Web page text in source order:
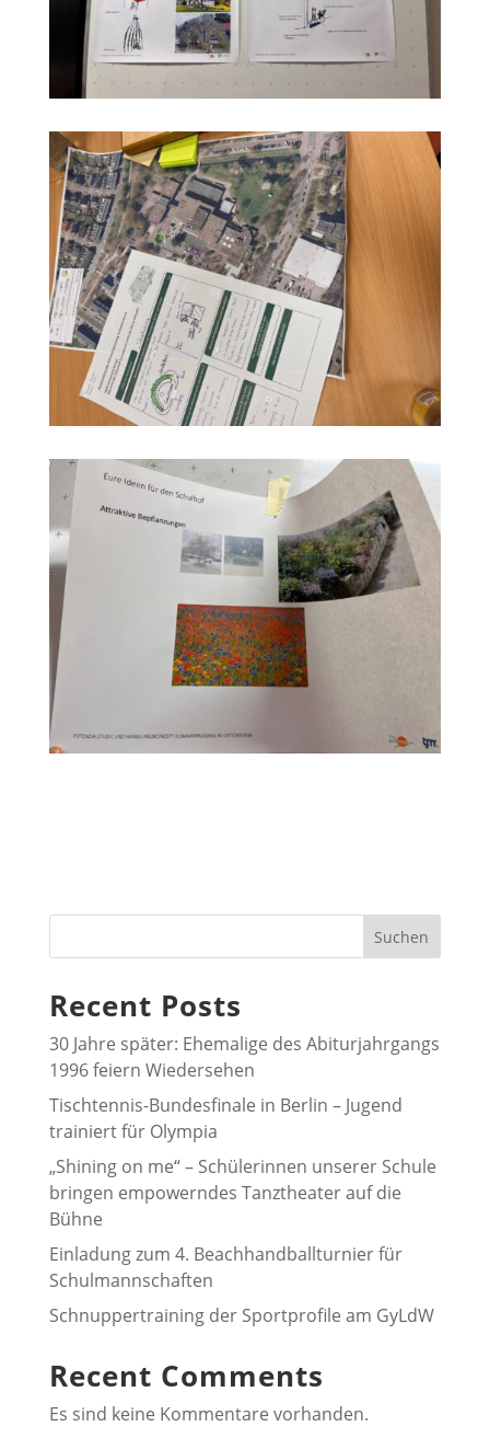
Suchen
Recent Posts
30 Jahre später: Ehemalige des Abiturjahrgangs
1996 feiern Wiedersehen
Tischtennis-Bundesfinale in Berlin – Jugend
trainiert für Olympia
„Shining on me“ – Schülerinnen unserer Schule
bringen empowerndes Tanztheater auf die
Bühne
Einladung zum 4. Beachhandballturnier für
Schulmannschaften
Schnuppertraining der Sportprofile am GyLdW
Recent Comments
Es sind keine Kommentare vorhanden.